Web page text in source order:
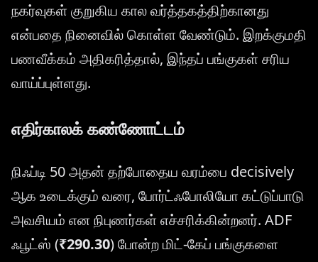
நகர்வுகள் குறுகிய கால வர்த்தகத்திற்கானது
என்பதை நினைவில் கொள்ள வேண்டும். இறக்குமதி
பணவீக்கம் அதிகரித்தால், இந்தப் பங்குகள் சரிய
வாய்ப்புள்ளது.
எதிர்காலக் கண்ணோட்டம்
நிஃப்டி 50 அதன் தற்போதைய வரம்பை decisively
ஆக உடைக்கும் வரை, போர்ட்ஃபோலியோ கட்டுப்பாடு
அவசியம் என நிபுணர்கள் எச்சரிக்கின்றனர். ADF
ஃபூட்ஸ் (₹290.30) போன்ற மிட்-கேப் பங்குகளை